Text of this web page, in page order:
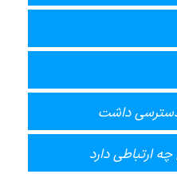
داشت
ارتباطی دارد